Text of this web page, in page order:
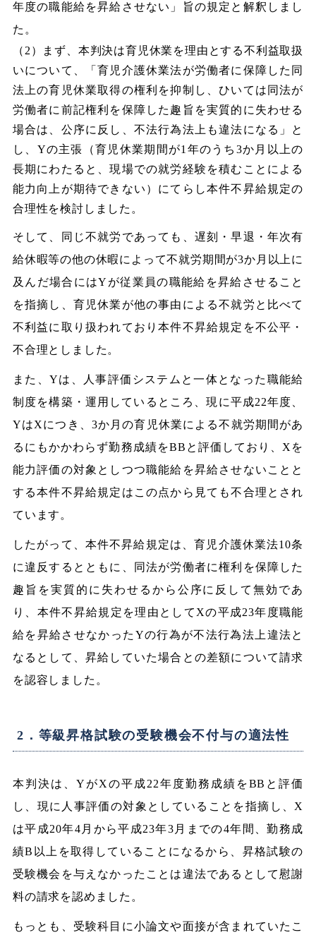
年度の職能給を昇給させない」旨の規定と解釈しまし
た。
（2）まず、本判決は育児休業を理由とする不利益取扱
いについて、「育児介護休業法が労働者に保障した同
法上の育児休業取得の権利を抑制し、ひいては同法が
労働者に前記権利を保障した趣旨を実質的に失わせる
場合は、公序に反し、不法行為法上も違法になる」と
し、Yの主張（育児休業期間が1年のうち3か月以上の
長期にわたると、現場での就労経験を積むことによる
能力向上が期待できない）にてらし本件不昇給規定の
合理性を検討しました。
そして、同じ不就労であっても、遅刻・早退・年次有
給休暇等の他の休暇によって不就労期間が3か月以上に
及んだ場合にはYが従業員の職能給を昇給させること
を指摘し、育児休業が他の事由による不就労と比べて
不利益に取り扱われており本件不昇給規定を不公平・
不合理としました。
また、Yは、人事評価システムと一体となった職能給
制度を構築・運用しているところ、現に平成22年度、
YはXにつき、3か月の育児休業による不就労期間があ
るにもかかわらず勤務成績をBBと評価しており、Xを
能力評価の対象としつつ職能給を昇給させないことと
する本件不昇給規定はこの点から見ても不合理とされ
ています。
したがって、本件不昇給規定は、育児介護休業法10条
に違反するとともに、同法が労働者に権利を保障した
趣旨を実質的に失わせるから公序に反して無効であ
り、本件不昇給規定を理由としてXの平成23年度職能
給を昇給させなかったYの行為が不法行為法上違法と
なるとして、昇給していた場合との差額について請求
を認容しました。
2．等級昇格試験の受験機会不付与の適法性
本判決は、YがXの平成22年度勤務成績をBBと評価
し、現に人事評価の対象としていることを指摘し、X
は平成20年4月から平成23年3月までの4年間、勤務成
績B以上を取得していることになるから、昇格試験の
受験機会を与えなかったことは違法であるとして慰謝
料の請求を認めました。
もっとも、受験科目に小論文や面接が含まれていたこ